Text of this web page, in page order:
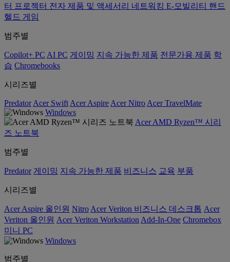
터 프로젝터 전자 제품 및 액세서리 네트워킹 E-모빌리티 핸드
헬드 게임
범주별
Copilot+ PC AI PC 게이밍 지속 가능한 제품 전문가용 제품 학
습 Chromebooks
시리즈별
Predator Acer Swift Acer Aspire Acer Nitro Acer TravelMate
Windows
Acer AMD Ryzen™ 시리
즈 노트북
범주별
Predator 게이밍 지속 가능한 제품 비즈니스 교육 부품
시리즈별
Acer Aspire 올인원 Nitro Acer Veriton 비즈니스 데스크톱 Acer
Veriton 올인원 Acer Veriton Workstation Add-In-One Chromebox
미니 PC
Windows
범주별